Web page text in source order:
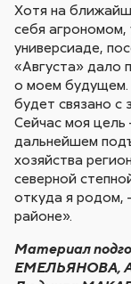
Хотя на
себя агрономом,
универсиаде,
«Августа» дало
о моем
будет связано с
Сейчас моя цель
дальнейшем
хозяйства
северной
откуда я родом,
районе».
Материал
ЕМЕЛЬЯНОВА,